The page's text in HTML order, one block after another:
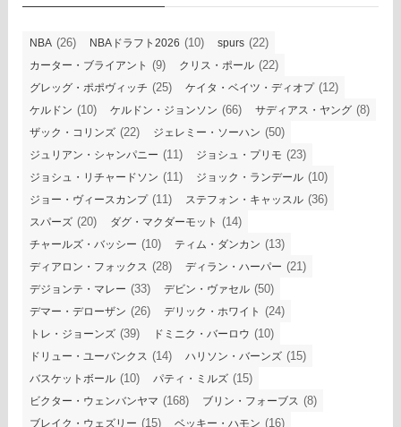
NBA (26) NBAドラフト2026 (10) spurs (22)
カーター・ブライアント (9) クリス・ポール (22)
グレッグ・ポポヴィッチ (25) ケイタ・ベイツ・ディオプ(12)
ケルドン (10) ケルドン・ジョンソン (66) サディアス・ヤング (8)
ザック・コリンズ (22) ジェレミー・ソーハン (50)
ジュリアン・シャンパニー (11) ジョシュ・プリモ (23)
ジョシュ・リチャードソン (11) ジョック・ランデール (10)
ジョー・ヴィースカンプ(11) ステフォン・キャッスル (36)
スパーズ (20) ダグ・マクダーモット (14)
チャールズ・バッシー (10) ティム・ダンカン (13)
ディアロン・フォックス (28) ディラン・ハーパー (21)
デジョンテ・マレー (33) デビン・ヴァセル (50)
デマー・デローザン (26) デリック・ホワイト (24)
トレ・ジョーンズ (39) ドミニク・バーロウ (10)
ドリュー・ユーバンクス (14) ハリソン・バーンズ (15)
バスケットボール (10) パティ・ミルズ (15)
ビクター・ウェンバンヤマ (168) ブリン・フォーブス (8)
ブレイク・ウェズリー (15) ベッキー・ハモン (16)